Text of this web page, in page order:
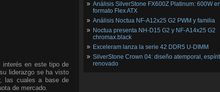
interés en este tipo de
liderazgo se ha visto
las cuales a base de
de mercado.
Análisis SilverStone FX600Z Platinum: 600W
formato Flex ATX
Análisis Noctua NF-A12x25 G2 PWM y familia
Noctua presenta NH-D15 G2 y NF-A14x25 G2
chromax.black
Exceleram lanza la serie 42 DDR5 U-DIMM
SilverStone Crown 04: diseño atemporal,
renovado